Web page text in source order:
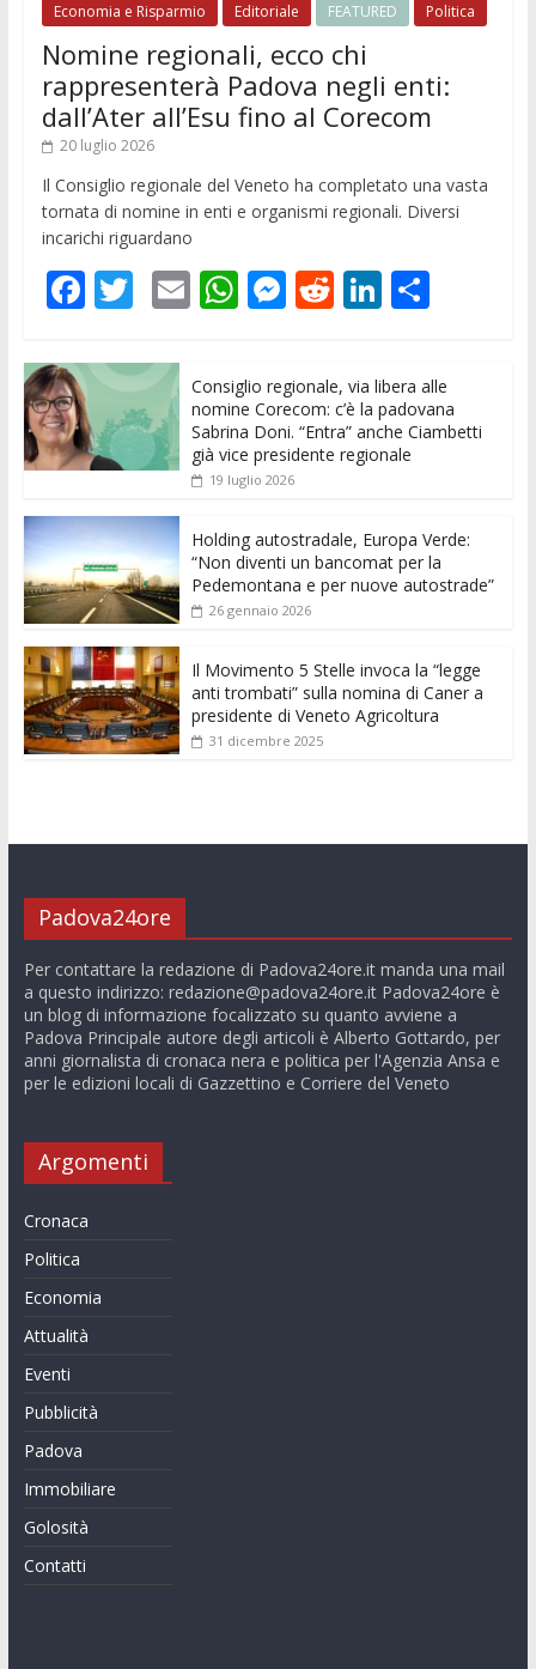
Economia e Risparmio Editoriale FEATURED Politica
Nomine regionali, ecco chi
rappresenterà Padova negli enti:
dall’Ater all’Esu fino al Corecom
20 luglio 2026
Il Consiglio regionale del Veneto ha completato una vasta
tornata di nomine in enti e organismi regionali. Diversi
incarichi riguardano
F
e
b
o
o
k
T
itt
er
E
l
W
at
s
A
p
M
e
n
g
R
di
t
Li
k
e
dI
C
n
di
vi
Consiglio regionale, via libera alle
nomine Corecom: c’è la padovana
Sabrina Doni. “Entra” anche Ciambetti
già vice presidente regionale
19 luglio 2026
Holding autostradale, Europa Verde:
“Non diventi un bancomat per la
Pedemontana e per nuove autostrade”
26 gennaio 2026
Il Movimento 5 Stelle invoca la “legge
anti trombati” sulla nomina di Caner a
presidente di Veneto Agricoltura
31 dicembre 2025
Padova24ore
Per contattare la redazione di Padova24ore.it manda una mail
a questo indirizzo: redazione@padova24ore.itPadova24ore è
un blog di informazione focalizzato su quanto avviene a
Padova Principale autore degli articoli è Alberto Gottardo, per
anni giornalista di cronaca nera e politica per l'Agenzia Ansa e
per le edizioni locali di Gazzettino e Corriere del Veneto
Argomenti
Cronaca
Politica
Economia
Attualità
Eventi
Pubblicità
Padova
Immobiliare
Golosità
Contatti